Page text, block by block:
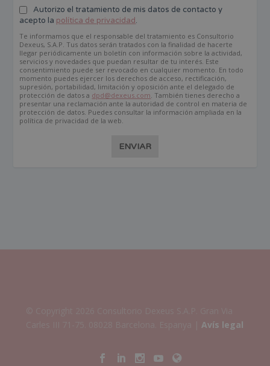
Autorizo el tratamiento de mis datos de contacto y
acepto la política de privacidad.
Te informamos que el responsable del tratamiento es Consultorio
Dexeus, S.A.P. Tus datos serán tratados con la finalidad de hacerte
llegar periódicamente un boletín con información sobre la actividad,
servicios y novedades que puedan resultar de tu interés. Este
consentimiento puede ser revocado en cualquier momento. En todo
momento puedes ejercer los derechos de acceso, rectificación,
supresión, portabilidad, limitación y oposición ante el delegado de
protección de datos a dpd@dexeus.com . También tienes derecho a
presentar una reclamación ante la autoridad de control en materia de
protección de datos. Puedes consultar la información ampliada en la
política de privacidad de la web.
ENVIAR
Avís legal